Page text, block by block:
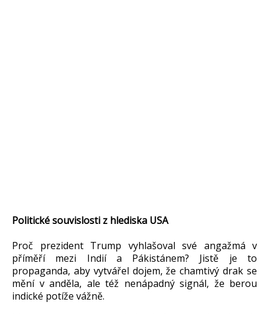
Politické souvislosti z hlediska USA
Proč prezident Trump vyhlašoval své angažmá v
příměří mezi Indií a Pákistánem? Jistě je to
propaganda, aby vytvářel dojem, že chamtivý drak se
mění v anděla, ale též nenápadný signál, že berou
indické potíže vážně.